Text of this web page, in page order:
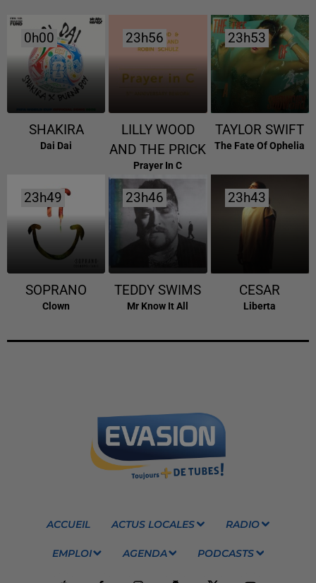
0h00
0h00
SHAKIRA
Dai Dai
23h56
23h56
LILLY WOOD
AND THE PRICK
Prayer In C
23h53
23h53
TAYLOR SWIFT
The Fate Of Ophelia
23h49
23h49
SOPRANO
Clown
23h46
23h46
TEDDY SWIMS
Mr Know It All
23h43
23h43
CESAR
Liberta
ACCUEIL ACTUS LOCALES RADIO
EMPLOI AGENDA PODCASTS